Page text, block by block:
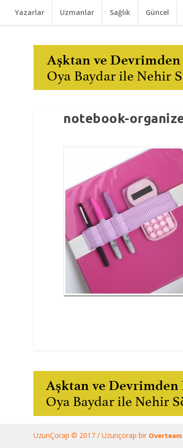
Yazarlar Uzmanlar Sağlık Güncel
notebook-
UzunÇorap © 2017 / Uzunçorap bir